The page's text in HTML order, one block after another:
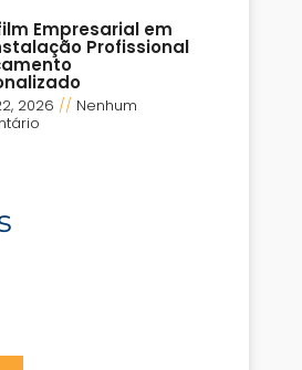
Empresarial em
Profissional
2026
Nenhum